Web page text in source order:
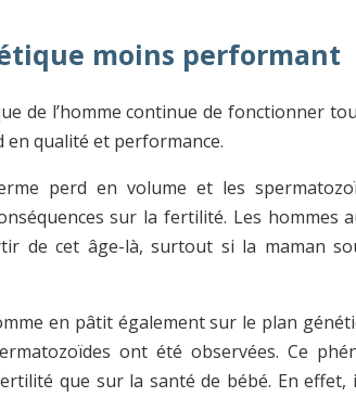
moins performant
de l’homme continue de fonctionner
en qualité et performance.
perd en volume et les
sur la fertilité. Les hommes
de cet âge-là, surtout si la maman
en pâtit également sur le plan
ont été observées. Ce
que sur la santé de bébé. En